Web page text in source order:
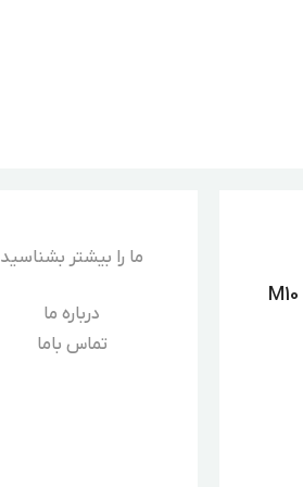
ما را بیشتر بشناسید
درباره‌ ما
تماس باما